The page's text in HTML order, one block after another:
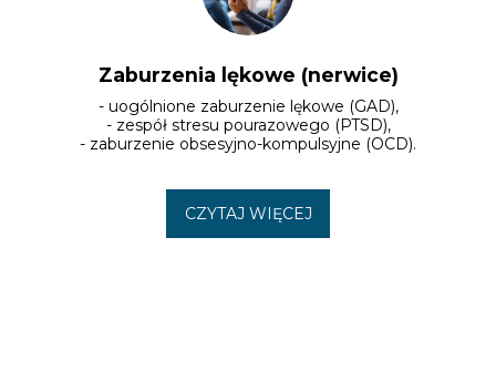
Zaburzenia lękowe (nerwice)
- uogólnione zaburzenie lękowe (GAD),
- zespół stresu pourazowego (PTSD),
- zaburzenie obsesyjno-kompulsyjne (OCD).
CZYTAJ WIĘCEJ